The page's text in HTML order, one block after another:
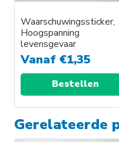
Waarschuwingssticker,
Hoogspanning
levensgevaar
Vanaf €1,35
Bestellen
Gerelateerde